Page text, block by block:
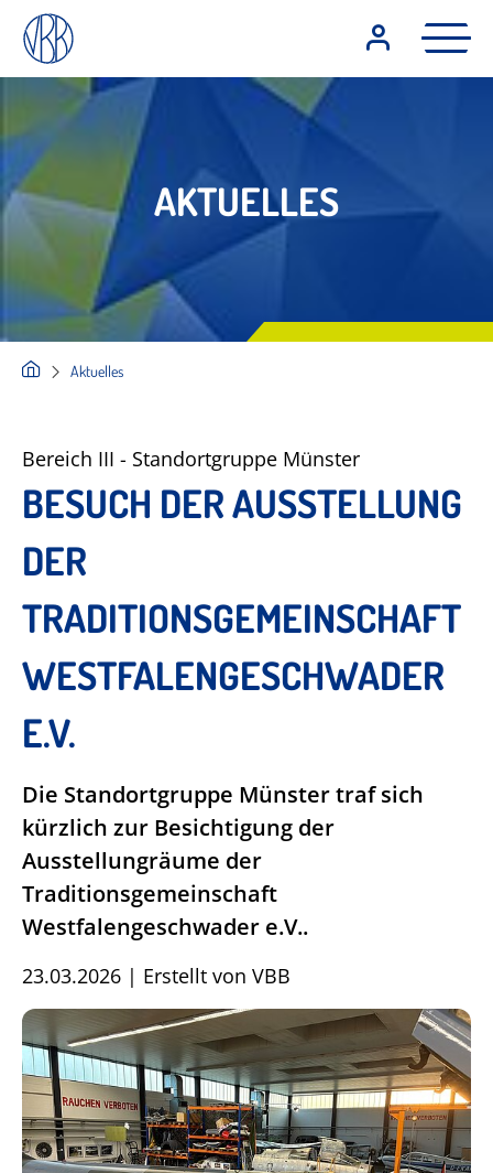
AKTUELLES
Aktuelles
Bereich III - Standortgruppe Münster
BESUCH DER AUSSTELLUNG
DER
TRADITIONSGEMEINSCHAFT
WESTFALENGESCHWADER
E.V.
Die Standortgruppe Münster traf sich
kürzlich zur Besichtigung der
Ausstellungräume der
Traditionsgemeinschaft
Westfalengeschwader e.V..
23.03.2026 | Erstellt von VBB